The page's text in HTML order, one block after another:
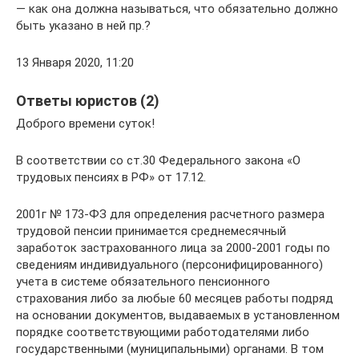
— как она должна называться, что обязательно должно
быть указано в ней пр.?
13 Января 2020, 11:20
Ответы юристов (2)
Доброго времени суток!
В соответствии со ст.30 Федерального закона «О
трудовых пенсиях в РФ» от 17.12.
2001г № 173-ФЗ для определения расчетного размера
трудовой пенсии принимается среднемесячный
заработок застрахованного лица за 2000-2001 годы по
сведениям индивидуального (персонифицированного)
учета в системе обязательного пенсионного
страхования либо за любые 60 месяцев работы подряд
на основании документов, выдаваемых в установленном
порядке соответствующими работодателями либо
государственными (муниципальными) органами. В том